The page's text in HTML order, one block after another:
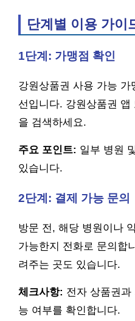
단계별 이용 가이
1단계: 가맹점 확인
강원상품권 사용 가능
선입니다. 강원상품권 앱
을 검색하세요.
주요 포인트: 일부 병원
있습니다.
2단계: 결제 가능 문의
방문 전, 해당 병원이나
가능한지 전화로 문의합
려주는 곳도 있습니다.
체크사항: 전자 상품권
능 여부를 확인합니다.